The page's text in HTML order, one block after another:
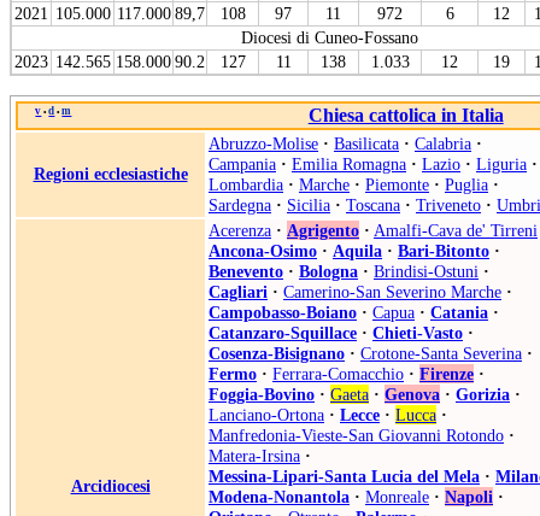
2021 105.000 117.000 89,7 108 97 11 972 6 12
Diocesi di Cuneo-Fossano
2023 142.565 158.00090.2 127 11 138 1.033 12 19
v • d • m Chiesa cattolica in Italia
Regioni ecclesiastiche
Abruzzo-Molise · Basilicata · Calabria ·
Campania · Emilia Romagna · Lazio · Liguria ·
Lombardia · Marche · Piemonte · Puglia ·
Sardegna · Sicilia · Toscana · Triveneto ·
Arcidiocesi
Acerenza · Agrigento · Amalfi-Cava de' Tirreni
Ancona-Osimo · Aquila · Bari-Bitonto ·
Benevento · Bologna · Brindisi-Ostuni ·
Cagliari · Camerino-San Severino Marche ·
Campobasso-Boiano · Capua · Catania ·
Catanzaro-Squillace · Chieti-Vasto ·
Cosenza-Bisignano · Crotone-Santa Severina ·
Fermo · Ferrara-Comacchio · Firenze ·
Foggia-Bovino · Gaeta · Genova · Gorizia ·
Lanciano-Ortona · Lecce · Lucca ·
Manfredonia-Vieste-San Giovanni Rotondo ·
Matera-Irsina ·
Messina-Lipari-Santa Lucia del Mela ·
Modena-Nonantola · Monreale · Napoli ·